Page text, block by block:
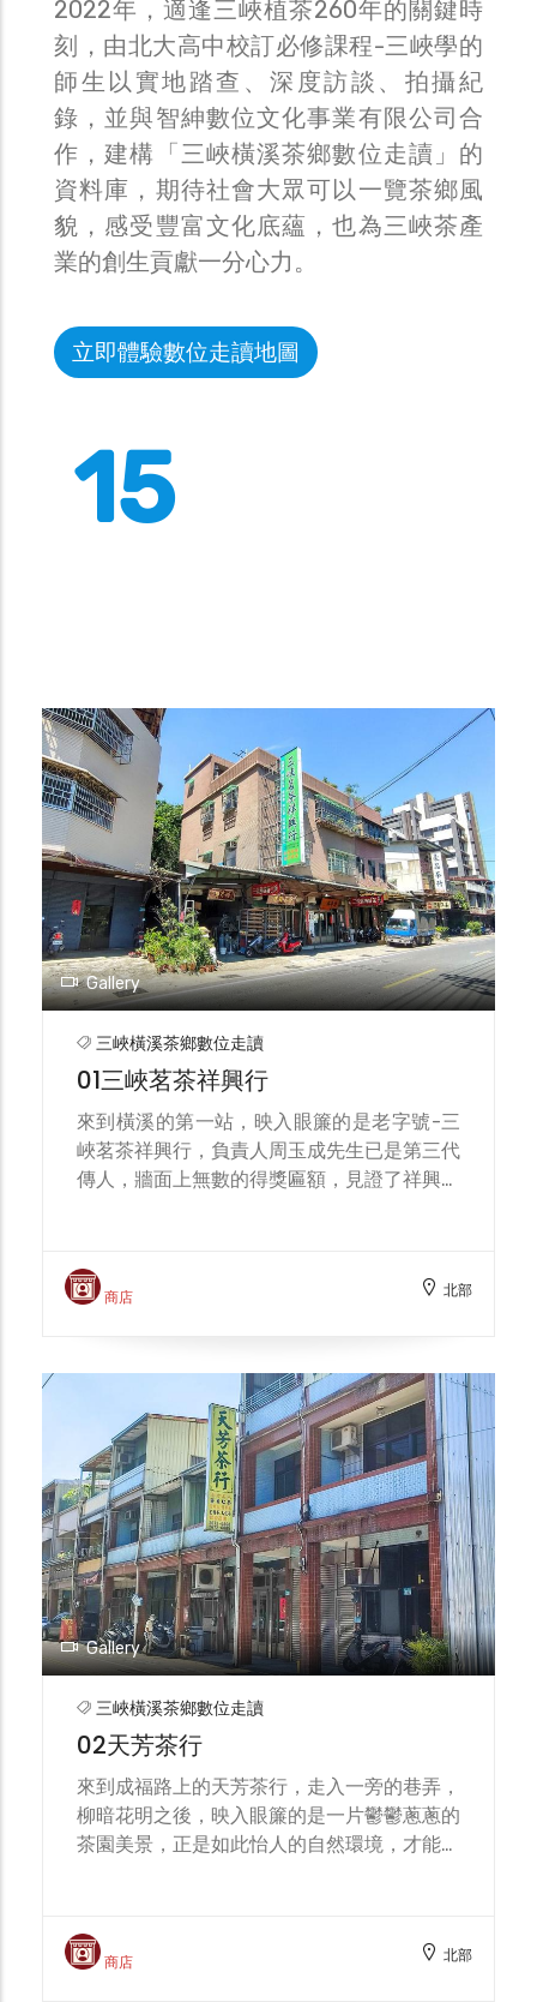
2022年，適逢三峽植茶260年的關鍵時
刻，由北大高中校訂必修課程-三峽學的
師生以實地踏查、深度訪談、拍攝紀
錄，並與智紳數位文化事業有限公司合
作，建構「三峽橫溪茶鄉數位走讀」的
資料庫，期待社會大眾可以一覽茶鄉風
貌，感受豐富文化底蘊，也為三峽茶產
業的創生貢獻一分心力。
立即體驗數位走讀地圖
15
Gallery
三峽橫溪茶鄉數位走讀
01三峽茗茶祥興行
來到橫溪的第一站，映入眼簾的是老字號-三
峽茗茶祥興行，負責人周玉成先生已是第三代
傳人，牆面上無數的得獎匾額，見證了祥興行
與世界級的比賽，其中碧螺春茶、蜜香紅茶分
別榮獲比利時國際風味暨品質評鑑(ITQI)二
分享妻子是他的得力助手，製茶過程中的繁瑣
耗時，還好有賢內助協力，才能分擔製茶的辛
勞，周太太則細數從茶葉採摘、製作到銷售的
點滴經驗，每一項都是學問，唯有夫妻共同鑽
研、精進才能作出品質優良的茶。 展望未
來，周玉成先生認為，將傳統與現代進行結
合，與技術的傳承是非常重要的工作，因此，
他的兒女都選擇進入農業管理相關科系學習，
並已成為新北青農班的成員，未來透過年輕人
的創意與巧思，為三峽茶葉的發展與行銷開創
更多的可能！ 歡迎各位下次經過、路過橫
溪，千萬不要錯過國際級認證的祥興行茗茶！
商店 北部
Gallery
三峽橫溪茶鄉數位走讀
02天芳茶行
來到成福路上的天芳茶行，走入一旁的巷弄，
柳暗花明之後，映入眼簾的是一片鬱鬱蔥蔥的
茶園美景，正是如此怡人的自然環境，才能孕
忠、黃耀寬父子，黃正忠先生年輕時曾參加文
山包種茶的競賽，一舉獲得特等獎的殊榮，進
商店 北部